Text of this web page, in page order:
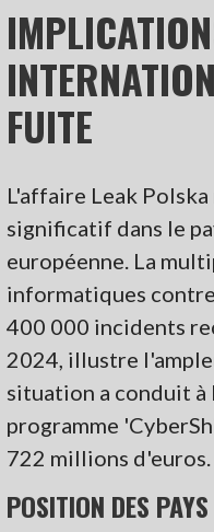
FUITE
L'affaire Leak
significatif dans le
européenne. La
informatiques
400 000 incidents
2024, illustre
situation a conduit à
programme
722 millions d'euros.
POSITION DES